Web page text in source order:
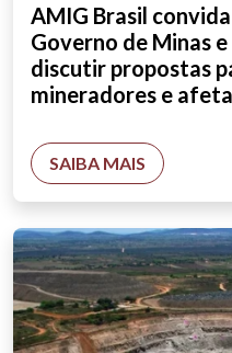
AMIG Brasil
Governo de Minas
discutir propostas
mineradores e
SAIBA MAIS